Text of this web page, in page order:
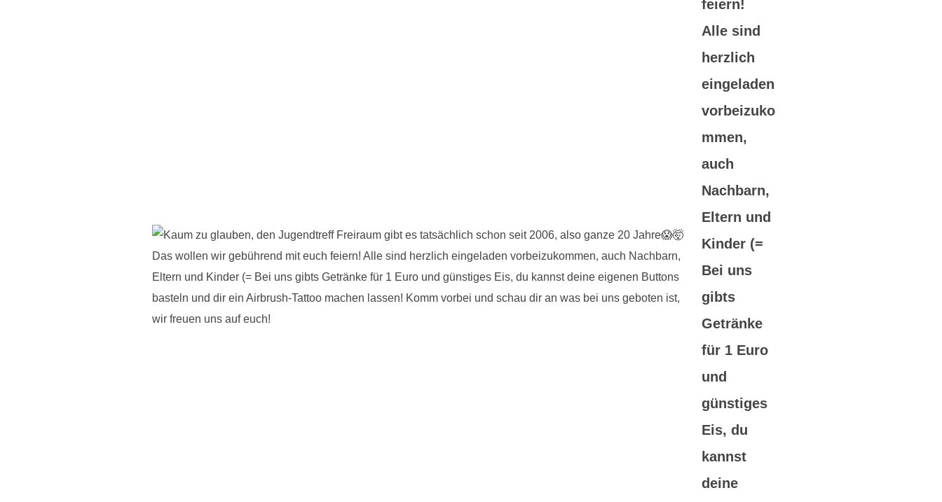
feiern!
Alle sind
herzlich
eingeladen
vorbeizuko
mmen,
auch
Nachbarn,
Eltern und
Kinder (=
Bei uns
gibts
Getränke
für 1 Euro
und
günstiges
Eis, du
kannst
deine